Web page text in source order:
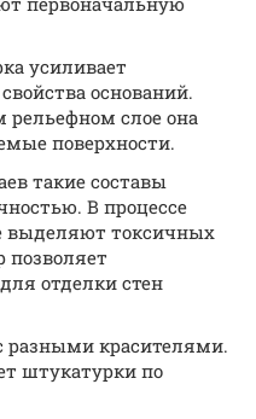
усиливает
оснований.
слое она
поверхности.
такие составы
В процессе
выделяют токсичных
позволяет
отделки стен
красителями.
штукатурки по